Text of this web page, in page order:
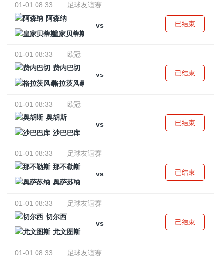
01-01 08:33
足球友谊赛
阿森纳
vs
皇家贝蒂斯
已结束
01-01 08:33
欧冠
费内巴切
vs
格拉茨风暴
已结束
01-01 08:33
欧冠
奥胡斯
vs
沙巴巴库
已结束
01-01 08:33
足球友谊赛
那不勒斯
vs
奥萨苏纳
已结束
01-01 08:33
足球友谊赛
切尔西
vs
尤文图斯
已结束
01-01 08:33 足球友谊赛